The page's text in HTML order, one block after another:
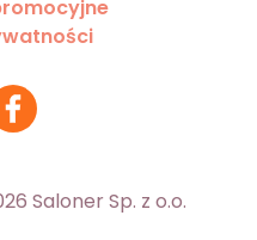
Saloner Sp. z o.o.